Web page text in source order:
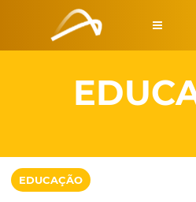
EDUCAÇÃO